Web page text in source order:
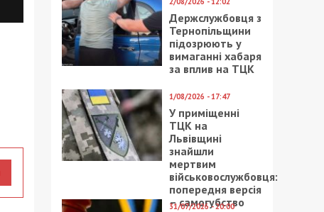
Держслужбовця з
Тернопільщини
підозрюють у
вимаганні хабаря
за вплив на ТЦК
1/08/2026 - 17:47
У приміщенні
ТЦК на
Львівщині
знайшли
мертвим
військовослужбовця:
попередня версія
– самогубство
31/07/2026 - 20:00